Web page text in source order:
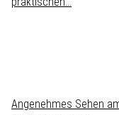
Angenehmes Sehen